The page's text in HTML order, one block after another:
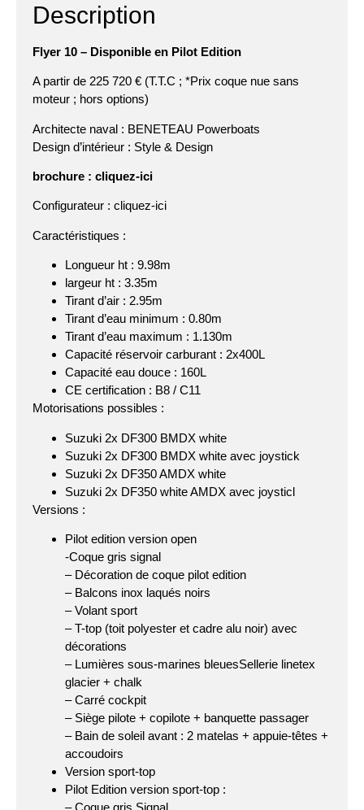
Description
Flyer 10 – Disponible en Pilot Edition
A partir de 225 720 € (T.T.C ; *Prix coque nue sans
moteur ; hors options)
Architecte naval : BENETEAU Powerboats
Design d’intérieur : Style & Design
brochure : cliquez-ici
Configurateur : cliquez-ici
Caractéristiques :
Longueur ht : 9.98m
largeur ht : 3.35m
Tirant d’air : 2.95m
Tirant d’eau minimum : 0.80m
Tirant d’eau maximum : 1.130m
Capacité réservoir carburant : 2x400L
Capacité eau douce : 160L
CE certification : B8 / C11
Motorisations possibles :
Suzuki 2x DF300 BMDX white
Suzuki 2x DF300 BMDX white avec joystick
Suzuki 2x DF350 AMDX white
Suzuki 2x DF350 white AMDX avec joysticl
Versions :
Pilot edition version open
-Coque gris signal
– Décoration de coque pilot edition
– Balcons inox laqués noirs
– Volant sport
– T-top (toit polyester et cadre alu noir) avec
décorations
– Lumières sous-marines bleuesSellerie linetex
glacier + chalk
– Carré cockpit
– Siège pilote + copilote + banquette passager
– Bain de soleil avant : 2 matelas + appuie-têtes +
accoudoirs
Version sport-top
Pilot Edition version sport-top :
– Coque gris Signal